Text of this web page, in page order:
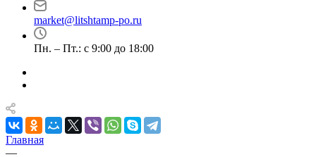
market@litshtamp-po.ru
Пн. – Пт.: с 9:00 до 18:00
Главная
—